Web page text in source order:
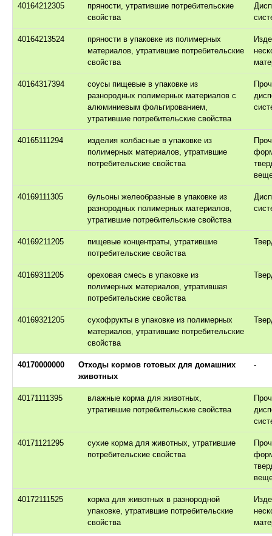
40164212305
пряности, утратившие потребительские
свойства
40164213524
пряности в упаковке из полимерных
материалов, утратившие потребительские
свойства
40164317394
соусы пищевые в упаковке из
разнородных полимерных материалов с
алюминиевым фольгированием,
утратившие потребительские свойства
40165111294
изделия колбасные в упаковке из
полимерных материалов, утратившие
потребительские свойства
40169111305
бульоны желеобразные в упаковке из
разнородных полимерных материалов,
утратившие потребительские свойства
40169211205
пищевые концентраты, утратившие
потребительские свойства
40169311205
ореховая смесь в упаковке из
полимерных материалов, утратившая
потребительские свойства
40169321205
сухофрукты в упаковке из полимерных
материалов, утратившие потребительские
свойства
40170000000
Отходы кормов готовых для домашних
животных
-
40171111395
влажные корма для животных,
утратившие потребительские свойства
40171121295
сухие корма для животных, утратившие
потребительские свойства
40172111525
корма для животных в разнородной
упаковке, утратившие потребительские
свойства